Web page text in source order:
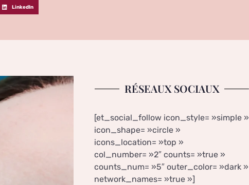
LinkedIn
RÉSEAUX SOCIAUX
[et_social_follow icon_style= »simple »
icon_shape= »circle »
icons_location= »top »
col_number= »2″ counts= »true »
counts_num= »5″ outer_color= »dark »
network_names= »true »]